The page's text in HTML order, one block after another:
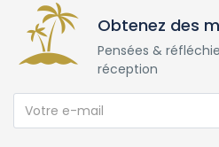
Obtenez des
Pensées &
réception